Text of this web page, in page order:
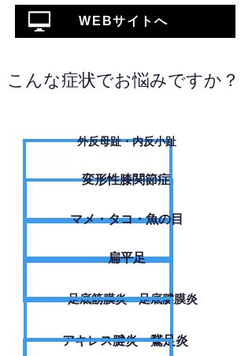
WEBサイトへ
こんな症状でお悩みですか？
外反母趾・内反小趾
変形性膝関節症
​マメ・タコ・魚の目
扁平足
足底筋膜炎・足底腱膜炎
アキレス腱炎・鵞足炎